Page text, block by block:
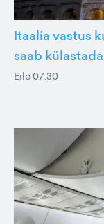
Itaalia vastus
saab
Eile 07:30